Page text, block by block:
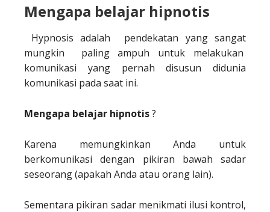
Mengapa belajar hipnotis
Hypnosis adalah pendekatan yang sangat
mungkin paling ampuh untuk melakukan
komunikasi yang pernah disusun didunia
komunikasi pada saat ini.
Mengapa belajar hipnotis?
Karena memungkinkan Anda untuk
berkomunikasi dengan pikiran bawah sadar
seseorang (apakah Anda atau orang lain).
Sementara pikiran sadar menikmati ilusi kontrol,